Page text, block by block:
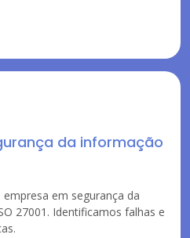
da informação
em segurança da
27001. Identificamos falhas e